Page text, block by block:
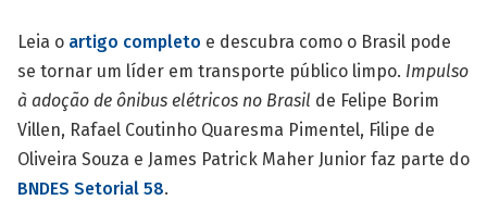
Leia o artigo completo e descubra como o Brasil pode
se tornar um líder em transporte público limpo. Impulso
à adoção de ônibus elétricos no Brasil de Felipe Borim
Villen, Rafael Coutinho Quaresma Pimentel, Filipe de
Oliveira Souza e James Patrick Maher Junior faz parte do
BNDES Setorial 58.